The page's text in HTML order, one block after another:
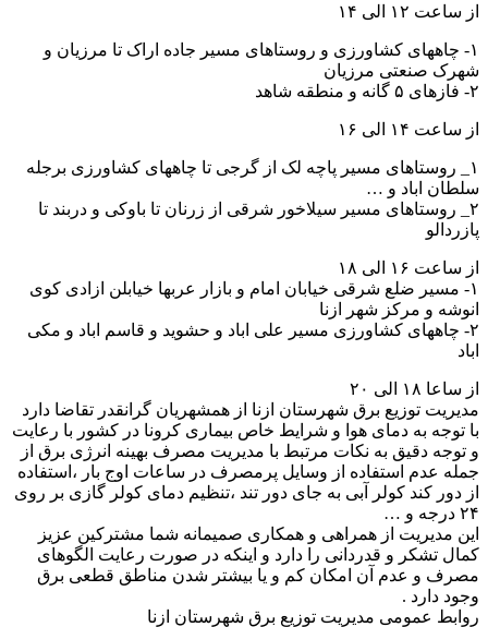
از ساعت ۱۲ الی ۱۴
۱- چاههای کشاورزی و روستاهای مسیر جاده اراک تا مرزیان و
شهرک صنعتی مرزیان
۲- فازهای ۵ گانه و منطقه شاهد
از ساعت ۱۴ الی ۱۶
۱_ روستاهای مسیر پاچه لک از گرجی تا چاههای کشاورزی برجله
سلطان اباد و …
۲_ روستاهای مسیر سیلاخور شرقی از زرنان تا باوکی و دربند تا
پازردالو
از ساعت ۱۶ الی ۱۸
۱- مسیر ضلع شرقی خیابان امام و بازار عربها خیابلن ازادی کوی
انوشه و مرکز شهر ازنا
۲- چاههای کشاورزی مسیر علی اباد و حشوید و قاسم اباد و مکی
اباد
از ساعا ۱۸ الی ۲۰
مدیریت توزیع برق شهرستان ازنا از همشهریان گرانقدر تقاضا دارد
با توجه به دمای هوا و شرایط خاص بیماری کرونا در کشور با رعایت
و توجه دقیق به نکات مرتبط با مدیریت مصرف بهینه انرژی برق از
جمله عدم استفاده از وسایل پرمصرف در ساعات اوج بار ،استفاده
از دور کند کولر آبی به جای دور تند ،تنظیم دمای کولر گازی بر روی
۲۴ درجه و …
این مدیریت از همراهی و همکاری صمیمانه شما مشترکین عزیز
کمال تشکر و قدردانی را دارد و اینکه در صورت رعایت الگوهای
مصرف و عدم آن امکان کم و یا بیشتر شدن مناطق قطعی برق
وجود دارد .
روابط عمومی مدیریت توزیع برق شهرستان ازنا